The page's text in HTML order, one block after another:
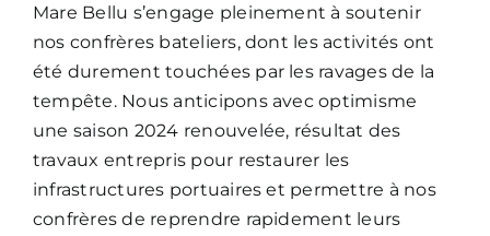
Mare Bellu s’engage pleinement à soutenir
nos confrères bateliers, dont les activités ont
été durement touchées par les ravages de la
tempête. Nous anticipons avec optimisme
une saison 2024 renouvelée, résultat des
travaux entrepris pour restaurer les
infrastructures portuaires et permettre à nos
confrères de reprendre rapidement leurs